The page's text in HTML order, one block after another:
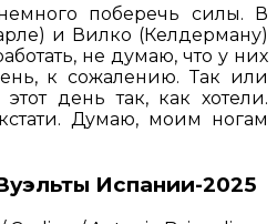
поберечь силы. В
и Вилко (Келдерману)
не думаю, что у них
к сожалению. Так или
день так, как хотели.
Думаю, моим ногам
Испании-2025